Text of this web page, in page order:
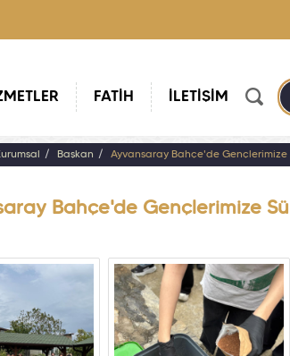
FATİH İLETİŞİM
Başkan Ayvansaray Bahçe'de
Bahçe'de Gençlerimize